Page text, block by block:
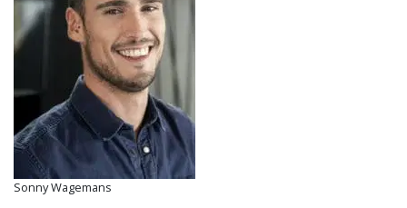
Sonny Wagemans